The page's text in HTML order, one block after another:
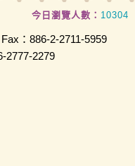
今日瀏覽人數： 10304
：886-2-2711-5959
2777-2279